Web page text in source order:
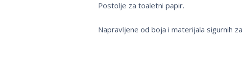
Postolje za toaletni papir.
Napravljene od boja i materijala sigurnih